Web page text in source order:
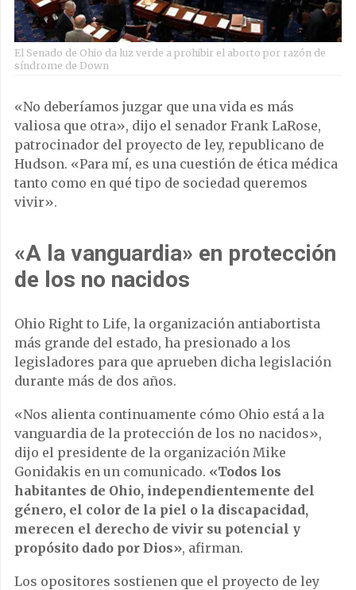
El Senado de Ohio da luz verde a prohibir el aborto por razón de
síndrome de Down
«No deberíamos juzgar que una vida es más
valiosa que otra», dijo el senador Frank LaRose,
patrocinador del proyecto de ley, republicano de
Hudson. «Para mí, es una cuestión de ética médica
tanto como en qué tipo de sociedad queremos
vivir».
«A la vanguardia» en protección
de los no nacidos
Ohio Right to Life, la organización antiabortista
más grande del estado, ha presionado a los
legisladores para que aprueben dicha legislación
durante más de dos años.
«Nos alienta continuamente cómo Ohio está a la
vanguardia de la protección de los no nacidos»,
dijo el presidente de la organización Mike
Gonidakis en un comunicado. «Todos los
habitantes de Ohio, independientemente del
género, el color de la piel o la discapacidad,
merecen el derecho de vivir su potencial y
propósito dado por Dios», afirman.
Los opositores sostienen que el proyecto de ley